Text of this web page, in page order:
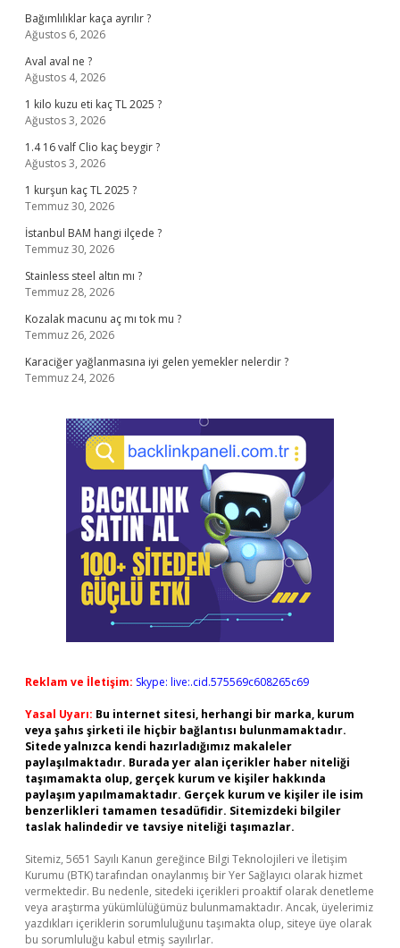
Bağımlılıklar kaça ayrılır ?
Ağustos 6, 2026
Aval aval ne ?
Ağustos 4, 2026
1 kilo kuzu eti kaç TL 2025 ?
Ağustos 3, 2026
1.4 16 valf Clio kaç beygir ?
Ağustos 3, 2026
1 kurşun kaç TL 2025 ?
Temmuz 30, 2026
İstanbul BAM hangi ilçede ?
Temmuz 30, 2026
Stainless steel altın mı ?
Temmuz 28, 2026
Kozalak macunu aç mı tok mu ?
Temmuz 26, 2026
Karaciğer yağlanmasına iyi gelen yemekler nelerdir ?
Temmuz 24, 2026
Reklam ve İletişim: Skype: live:.cid.575569c608265c69
Yasal Uyarı: Bu internet sitesi, herhangi bir marka, kurum
veya şahıs şirketi ile hiçbir bağlantısı bulunmamaktadır.
Sitede yalnızca kendi hazırladığımız makaleler
paylaşılmaktadır. Burada yer alan içerikler haber niteliği
taşımamakta olup, gerçek kurum ve kişiler hakkında
paylaşım yapılmamaktadır. Gerçek kurum ve kişiler ile isim
benzerlikleri tamamen tesadüfidir. Sitemizdeki bilgiler
taslak halindedir ve tavsiye niteliği taşımazlar.
Sitemiz, 5651 Sayılı Kanun gereğince Bilgi Teknolojileri ve İletişim
Kurumu (BTK) tarafından onaylanmış bir Yer Sağlayıcı olarak hizmet
vermektedir. Bu nedenle, sitedeki içerikleri proaktif olarak denetleme
veya araştırma yükümlülüğümüz bulunmamaktadır. Ancak, üyelerimiz
yazdıkları içeriklerin sorumluluğunu taşımakta olup, siteye üye olarak
bu sorumluluğu kabul etmiş sayılırlar.